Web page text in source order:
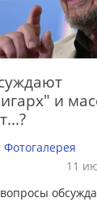
и
Фотогалерея
11